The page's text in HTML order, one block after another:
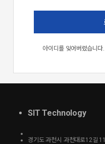
아이디를 잊어버렸습니다.
SIT Technology
경기도 과천시 과천대로12길